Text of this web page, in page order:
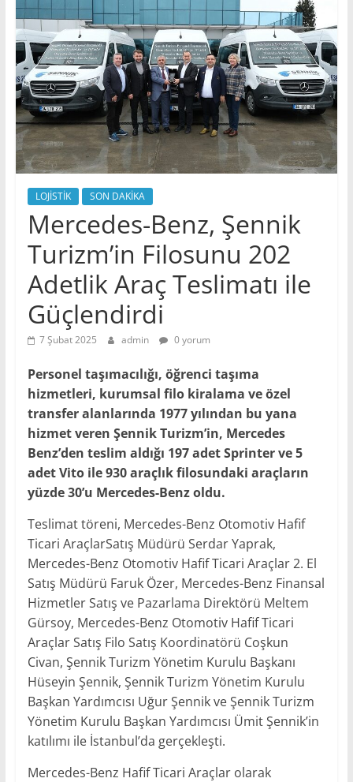
LOJİSTİK SON DAKİKA
Mercedes-Benz, Şennik
Turizm’in Filosunu 202
Adetlik Araç Teslimatı ile
Güçlendirdi
7 Şubat 2025 admin 0 yorum
Personel taşımacılığı, öğrenci taşıma
hizmetleri, kurumsal filo kiralama ve özel
transfer alanlarında 1977 yılından bu yana
hizmet veren Şennik Turizm’in, Mercedes
Benz’den teslim aldığı 197 adet Sprinter ve 5
adet Vito ile 930 araçlık filosundaki araçların
yüzde 30’u Mercedes-Benz oldu.
Teslimat töreni, Mercedes-Benz Otomotiv Hafif
Ticari AraçlarSatış Müdürü Serdar Yaprak,
Mercedes-Benz Otomotiv Hafif Ticari Araçlar 2. El
Satış Müdürü Faruk Özer, Mercedes-Benz Finansal
Hizmetler Satış ve Pazarlama Direktörü Meltem
Gürsoy, Mercedes-Benz Otomotiv Hafif Ticari
Araçlar Satış Filo Satış Koordinatörü Coşkun
Civan, Şennik Turizm Yönetim Kurulu Başkanı
Hüseyin Şennik, Şennik Turizm Yönetim Kurulu
Başkan Yardımcısı Uğur Şennik ve Şennik Turizm
Yönetim Kurulu Başkan Yardımcısı Ümit Şennik’in
katılımı ile İstanbul’da gerçekleşti.
Mercedes-Benz Hafif Ticari Araçlar olarak